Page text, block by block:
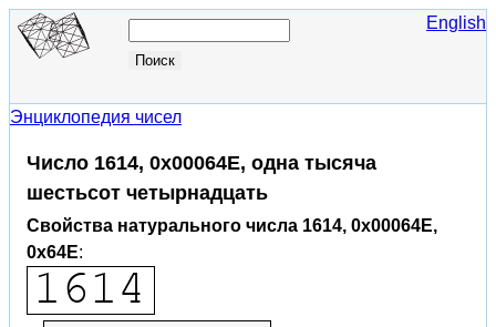
English
Энциклопедия чисел
Число 1614, 0x00064E, одна тысяча
шестьсот четырнадцать
Свойства натурального числа 1614, 0x00064E,
0x64E: